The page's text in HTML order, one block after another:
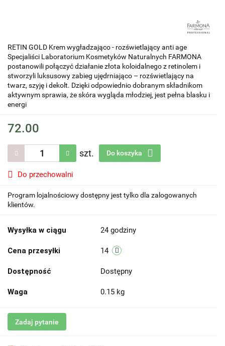
RETIN GOLD Krem wygładzająco - rozświetlający anti age
Specjaliści Laboratorium Kosmetyków Naturalnych FARMONA
postanowili połączyć działanie złota koloidalnego z retinolem i
stworzyli luksusowy zabieg ujędrniająco – rozświetlający na
twarz, szyję i dekolt. Dzięki odpowiednio dobranym składnikom
aktywnym sprawia, że skóra wygląda młodziej, jest pełna blasku i
energi
72.00
szt. Do koszyka
Do przechowalni
Program lojalnościowy dostępny jest tylko dla zalogowanych
klientów.
Wysyłka w ciągu 24 godziny
Cena przesyłki 14
Dostępność Dostępny
Waga 0.15 kg
Zadaj pytanie